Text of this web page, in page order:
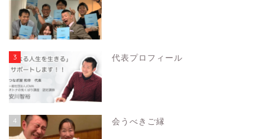
3 代表プロフィール
4 会うべきご縁